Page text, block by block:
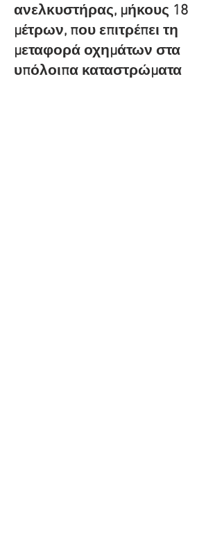
ανελκυστήρας, μήκους 18
μέτρων, που επιτρέπει τη
μεταφορά οχημάτων στα
υπόλοιπα καταστρώματα